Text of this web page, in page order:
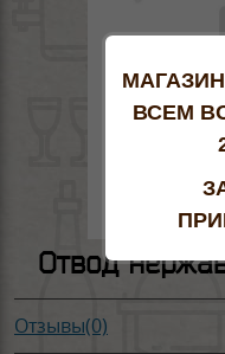
Отвод
Отзывы(0)
ВСЕМ